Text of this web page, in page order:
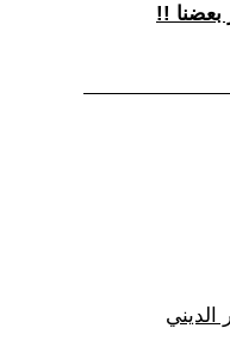
الديني